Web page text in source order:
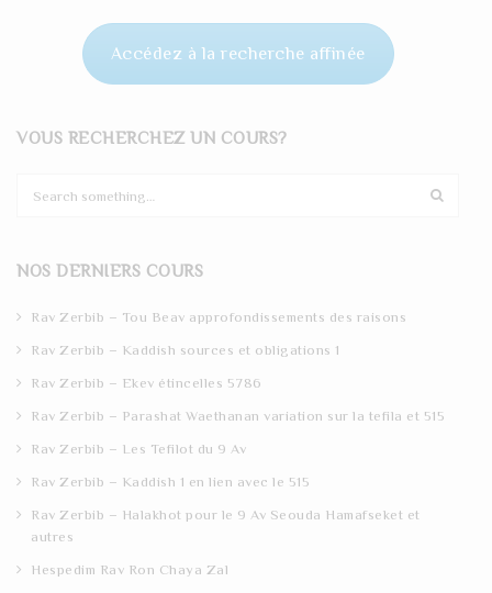
Accédez à la recherche affinée
VOUS RECHERCHEZ UN COURS?
c
NOS DERNIERS COURS
Rav Zerbib – Tou Beav approfondissements des raisons
Rav Zerbib – Kaddish sources et obligations 1
Rav Zerbib – Ekev étincelles 5786
Rav Zerbib – Parashat Waethanan variation sur la tefila et 515
Rav Zerbib – Les Tefilot du 9 Av
Rav Zerbib – Kaddish 1 en lien avec le 515
Rav Zerbib – Halakhot pour le 9 Av Seouda Hamafseket et
autres
Hespedim Rav Ron Chaya Zal